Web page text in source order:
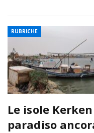
RUBRICHE
Le isole
paradiso